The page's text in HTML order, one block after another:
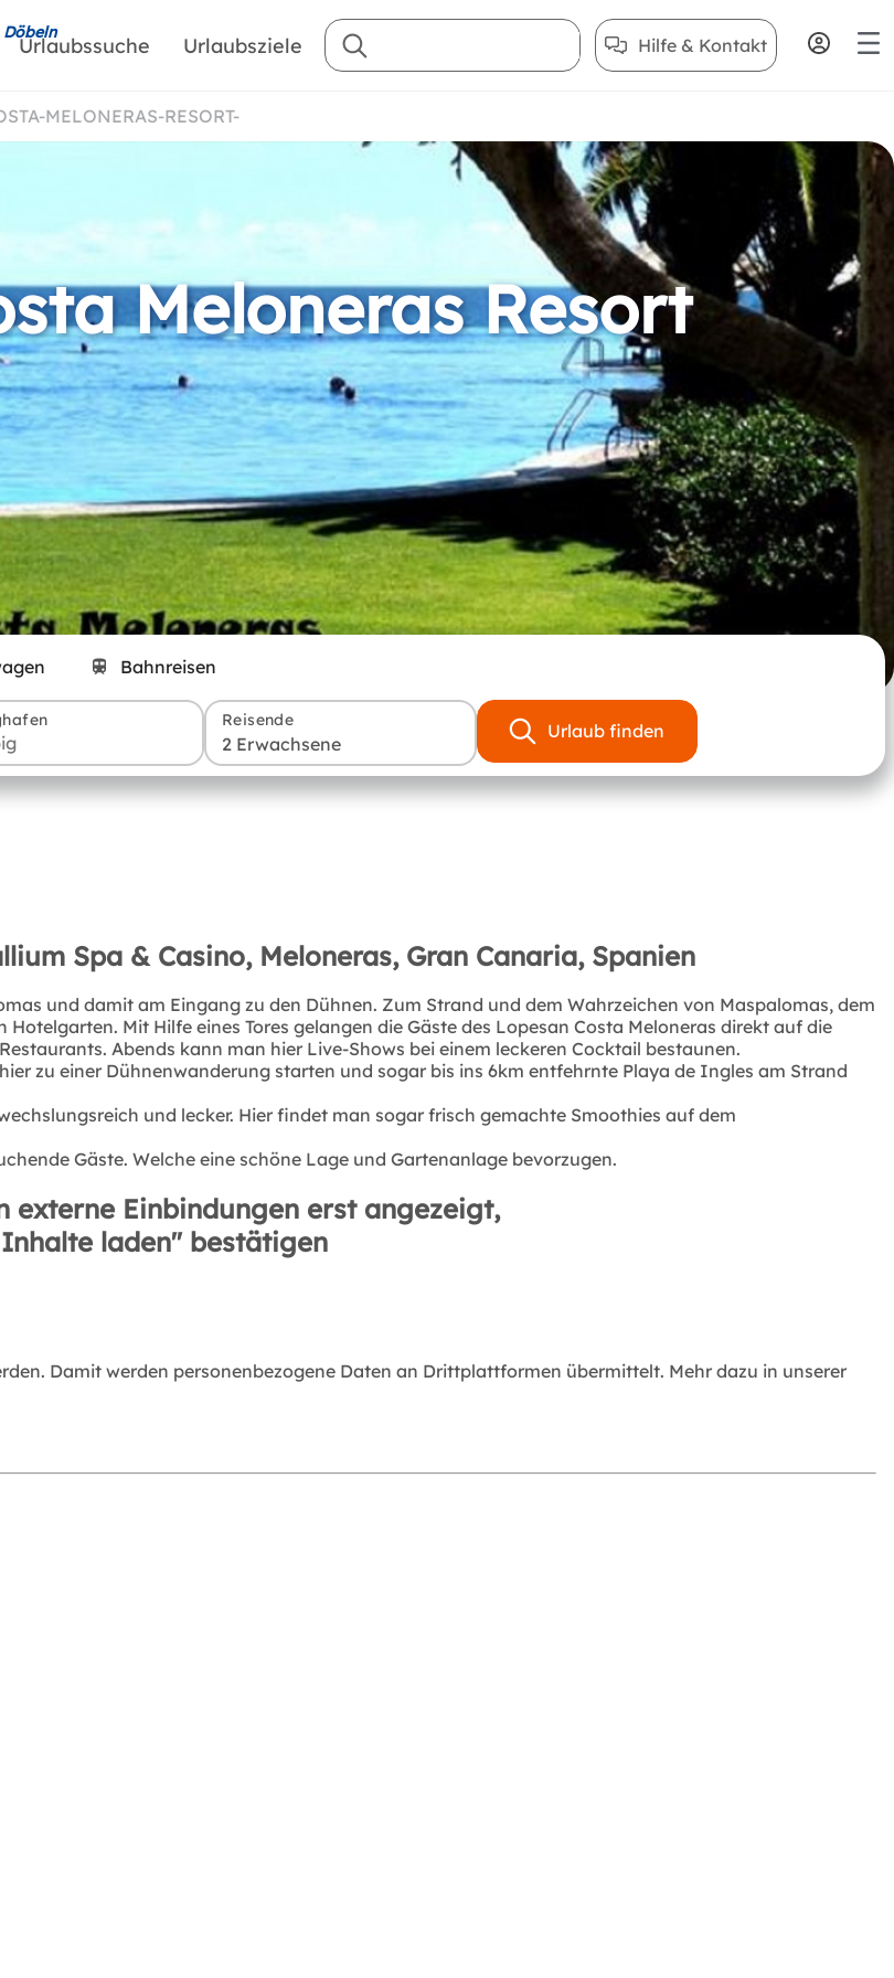
Döbeln
Urlaubssuche Urlaubsziele Hilfe & Kontakt
MELONERAS-RESORT-
Meloneras Resort
Bahnreisen
Reisende
2 Erwachsene
Urlaub finden
Spa & Casino, Meloneras, Gran Canaria, Spanien
und damit am Eingang zu den Dühnen. Zum Strand und dem Wahrzeichen von Maspalomas, dem
Mit Hilfe eines Tores gelangen die Gäste des Lopesan Costa Meloneras direkt auf die
Abends kann man hier Live-Shows bei einem leckeren Cocktail bestaunen.
zu einer Dühnenwanderung starten und sogar bis ins 6km entfehrnte Playa de Ingles am Strand
und lecker. Hier findet man sogar frisch gemachte Smoothies auf dem
Gäste. Welche eine schöne Lage und Gartenanlage bevorzugen.
externe Einbindungen erst angezeigt,
laden" bestätigen
Damit werden personenbezogene Daten an Drittplattformen übermittelt. Mehr dazu in unserer